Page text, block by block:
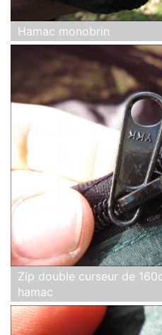
Hamac monobrin
Zip double curseur de
hamac